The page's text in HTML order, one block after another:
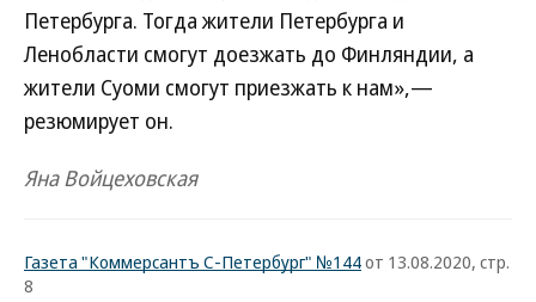
Петербурга. Тогда жители Петербурга и
Ленобласти смогут доезжать до Финляндии, а
жители Суоми смогут приезжать к нам»,—
резюмирует он.
Яна Войцеховская
Газета "Коммерсантъ С-Петербург" №144от 13.08.2020, стр.
8